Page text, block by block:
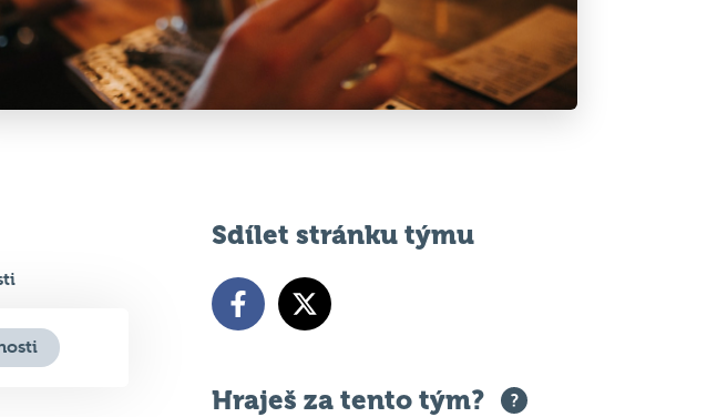
Sdílet stránku týmu
Hraješ za tento tým?